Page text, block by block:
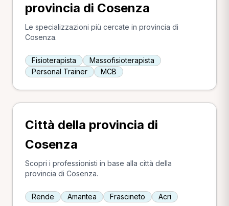
provincia di Cosenza
Le specializzazioni più cercate in provincia di
Cosenza.
Fisioterapista
Massofisioterapista
Personal Trainer
MCB
Città della provincia di
Cosenza
Scopri i professionisti in base alla città della
provincia di Cosenza.
Rende Amantea Frascineto Acri